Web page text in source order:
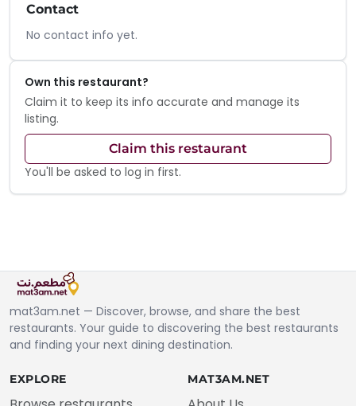
Contact
No contact info yet.
Own this restaurant?
Claim it to keep its info accurate and manage its
listing.
Claim this restaurant
You'll be asked to log in first.
mat3am.net — Discover, browse, and share the best
restaurants. Your guide to discovering the best restaurants
and finding your next dining destination.
EXPLORE MAT3AM.NET